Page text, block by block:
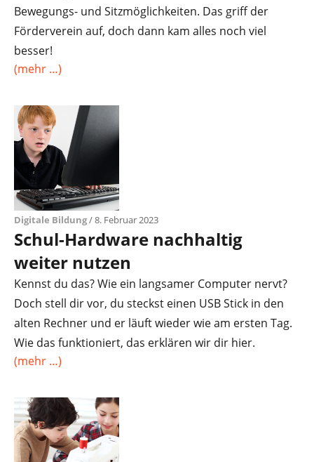
Bewegungs- und Sitzmöglichkeiten. Das griff der
Förderverein auf, doch dann kam alles noch viel
besser!
(mehr …)
Digitale Bildung/ 8. Februar 2023
Schul-Hardware nachhaltig
weiter nutzen
Kennst du das? Wie ein langsamer Computer nervt?
Doch stell dir vor, du steckst einen USB Stick in den
alten Rechner und er läuft wieder wie am ersten Tag.
Wie das funktioniert, das erklären wir dir hier.
(mehr …)